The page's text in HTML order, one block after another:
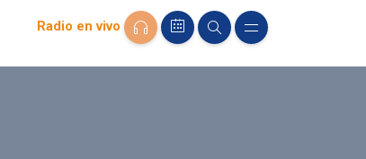
Radio en vivo